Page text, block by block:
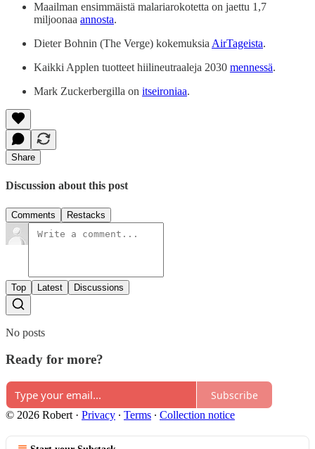
Maailman ensimmäistä malariarokotetta on jaettu 1,7
miljoonaa annosta.
Dieter Bohnin (The Verge) kokemuksia AirTageista.
Kaikki Applen tuotteet hiilineutraaleja 2030 mennessä.
Mark Zuckerbergilla on itseironiaa.
Share
Discussion about this post
Comments Restacks
Top Latest Discussions
No posts
Ready for more?
Subscribe
© 2026 Robert · Privacy ∙ Terms ∙ Collection notice